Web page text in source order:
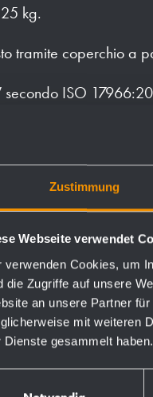
Zustimmung
Webseite verwendet
verwenden Cookies, um
die Zugriffe auf unsere
an unsere Partner
mit weiteren
Dienste gesammelt haben.
kg.
tramite coperchio a
secondo ISO
disponibile come
Peso
2,6
3,4
disponibili su richiesta